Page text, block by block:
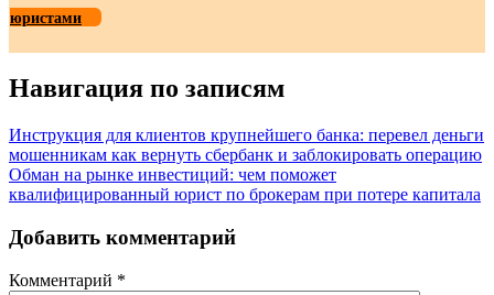
юристами
Навигация по записям
Инструкция для клиентов крупнейшего банка: перевел деньги
мошенникам как вернуть сбербанк и заблокировать операцию
Обман на рынке инвестиций: чем поможет
квалифицированный юрист по брокерам при потере капитала
Добавить комментарий
Комментарий *